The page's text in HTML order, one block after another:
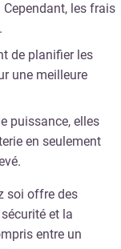
les frais
de planifier les
une meilleure
puissance, elles
en seulement
soi offre des
et la
entre un